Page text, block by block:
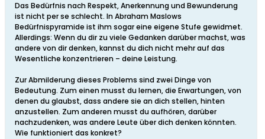
Das Bedürfnis nach Respekt, Anerkennung und Bewunderung
ist nicht per se schlecht. In Abraham Maslows
Bedürfnispyramide ist ihm sogar eine eigene Stufe gewidmet.
Allerdings: Wenn du dir zu viele Gedanken darüber machst, was
andere von dir denken, kannst du dich nicht mehr auf das
Wesentliche konzentrieren – deine Leistung.
Zur Abmilderung dieses Problems sind zwei Dinge von
Bedeutung. Zum einen musst du lernen, die Erwartungen, von
denen du glaubst, dass andere sie an dich stellen, hinten
anzustellen. Zum anderen musst du aufhören, darüber
nachzudenken, was andere Leute über dich denken könnten.
Wie funktioniert das konkret?